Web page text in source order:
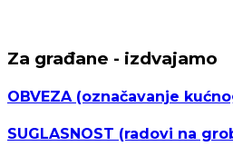
Za građane - izdvajamo
OBVEZA(označavanje
SUGLASNOST (radovi na